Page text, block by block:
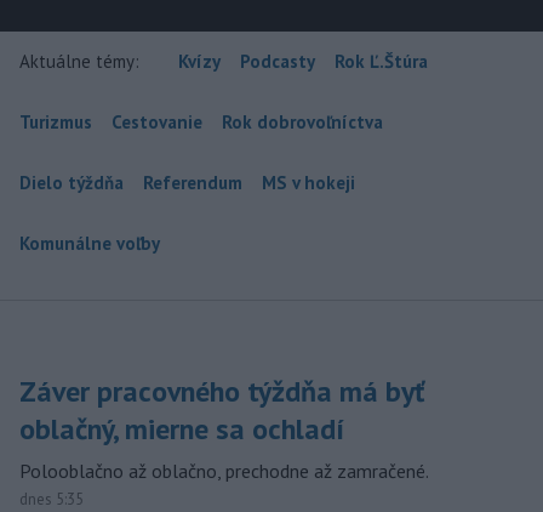
Aktuálne témy: Kvízy Podcasty Rok Ľ.Štúra
Turizmus Cestovanie Rok dobrovoľníctva
Dielo týždňa Referendum MS v hokeji
Komunálne voľby
Záver pracovného týždňa má byť
oblačný, mierne sa ochladí
Polooblačno až oblačno, prechodne až zamračené.
dnes 5:35